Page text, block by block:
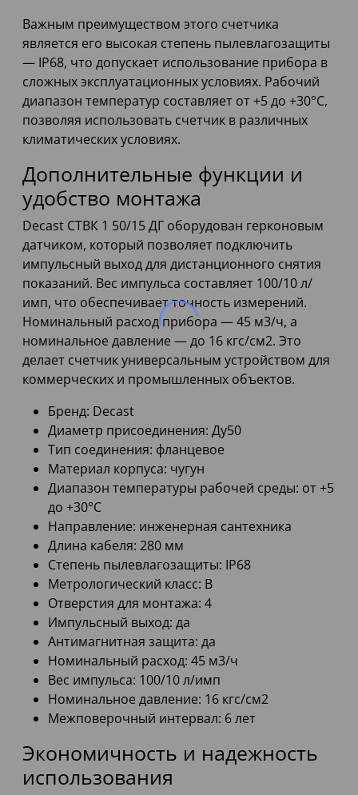
Важным преимуществом этого счетчика
является его высокая степень пылевлагозащиты
— IP68, что допускает использование прибора в
сложных эксплуатационных условиях. Рабочий
диапазон температур составляет от +5 до +30°C,
позволяя использовать счетчик в различных
климатических условиях.
Дополнительные функции и
удобство монтажа
Decast СТВК 1 50/15 ДГ оборудован герконовым
датчиком, который позволяет подключить
импульсный выход для дистанционного снятия
показаний. Вес импульса составляет 100/10 л/
имп, что обеспечивает точность измерений.
Номинальный расход прибора — 45 м3/ч, а
номинальное давление — до 16 кгс/см2. Это
делает счетчик универсальным устройством для
коммерческих и промышленных объектов.
Бренд: Decast
Диаметр присоединения: Ду50
Тип соединения: фланцевое
Материал корпуса: чугун
Диапазон температуры рабочей среды: от +5
до +30°C
Направление: инженерная сантехника
Длина кабеля: 280 мм
Степень пылевлагозащиты: IP68
Метрологический класс: В
Отверстия для монтажа: 4
Импульсный выход: да
Антимагнитная защита: да
Номинальный расход: 45 м3/ч
Вес импульса: 100/10 л/имп
Номинальное давление: 16 кгс/см2
Межповерочный интервал: 6 лет
Экономичность и надежность
использования